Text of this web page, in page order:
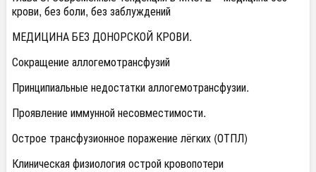
крови, без боли, без заблуждений
МЕДИЦИНА БЕЗ ДОНОРСКОЙ КРОВИ.
Сокращение аллогемотрансфузий
Принципиальные недостатки аллогемотрансфузии.
Проявление иммунной несовместимости.
Острое трансфузионное поражение лёгких (ОТПЛ)
Клиническая физиология острой кровопотери